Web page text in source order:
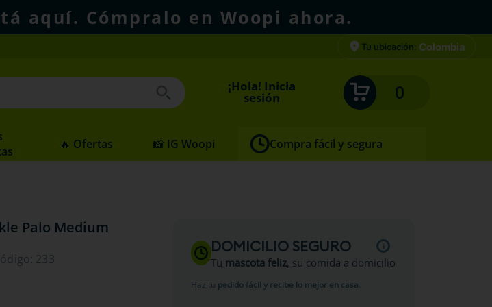
aquí. Cómpralo en Woopi ahora.
Tu ubicación: Colombia
¡Hola! Inicia
sesión 0
🔥 Ofertas 📸 IG Woopi Compra fácil y segura
Palo Medium
: 233
DOMICILIO SEGURO
Tu mascota feliz, su comida a domicilio
Haz tu pedido fácil y recibe lo mejor en casa